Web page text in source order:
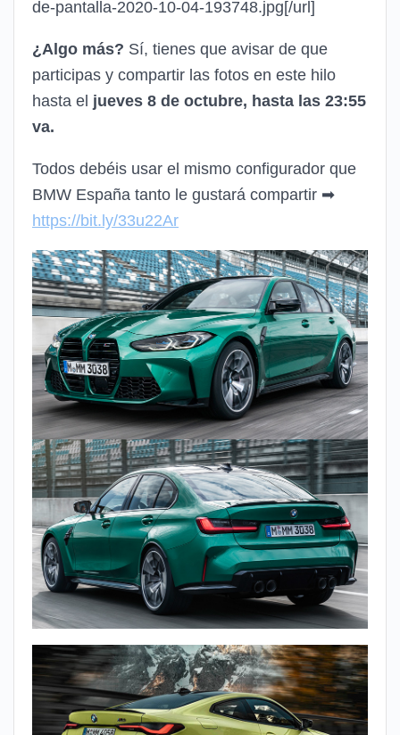
de-pantalla-2020-10-04-193748.jpg[/url]
¿Algo más? Sí, tienes que avisar de que
participas y compartir las fotos en este hilo
hasta el jueves 8 de octubre, hasta las 23:55
va.
Todos debéis usar el mismo configurador que
BMW España tanto le gustará compartir ➡
https://bit.ly/33u22Ar